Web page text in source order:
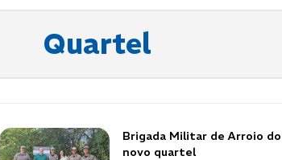
Quartel
Brigada Militar de Arroio
novo quartel